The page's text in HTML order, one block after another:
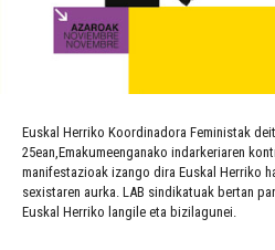
Euskal Herriko Koordinadora Feministak
25ean,Emakumeenganako indarkeriaren
manifestazioak izango dira Euskal Herriko
sexistaren aurka. LAB sindikatuak bertan
Euskal Herriko langile eta bizilagunei.